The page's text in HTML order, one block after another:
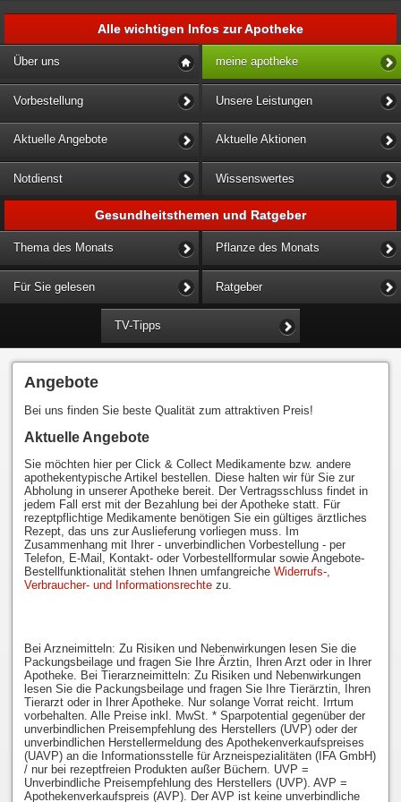
Alle wichtigen Infos zur Apotheke
Über uns meine apotheke
Vorbestellung Unsere Leistungen
Aktuelle Angebote Aktuelle Aktionen
Notdienst Wissenswertes
Gesundheitsthemen und Ratgeber
Thema des Monats Pflanze des Monats
Für Sie gelesen Ratgeber
TV-Tipps
Angebote
Bei uns finden Sie beste Qualität zum attraktiven Preis!
Aktuelle Angebote
Sie möchten hier per Click & Collect Medikamente bzw. andere
apothekentypische Artikel bestellen. Diese halten wir für Sie zur
Abholung in unserer Apotheke bereit. Der Vertragsschluss findet in
jedem Fall erst mit der Bezahlung bei der Apotheke statt. Für
rezeptpflichtige Medikamente benötigen Sie ein gültiges ärztliches
Rezept, das uns zur Auslieferung vorliegen muss. Im
Zusammenhang mit Ihrer - unverbindlichen Vorbestellung - per
Telefon, E-Mail, Kontakt- oder Vorbestellformular sowie Angebote-
Bestellfunktionalität stehen Ihnen umfangreiche Widerrufs-,
Verbraucher- und Informationsrechtezu.
Bei Arzneimitteln: Zu Risiken und Nebenwirkungen lesen Sie die
Packungsbeilage und fragen Sie Ihre Ärztin, Ihren Arzt oder in Ihrer
Apotheke. Bei Tierarzneimitteln: Zu Risiken und Nebenwirkungen
lesen Sie die Packungsbeilage und fragen Sie Ihre Tierärztin, Ihren
Tierarzt oder in Ihrer Apotheke. Nur solange Vorrat reicht. Irrtum
vorbehalten. Alle Preise inkl. MwSt. * Sparpotential gegenüber der
unverbindlichen Preisempfehlung des Herstellers (UVP) oder der
unverbindlichen Herstellermeldung des Apothekenverkaufspreises
(UAVP) an die Informationsstelle für Arzneispezialitäten (IFA GmbH)
/ nur bei rezeptfreien Produkten außer Büchern. UVP =
Unverbindliche Preisempfehlung des Herstellers (UVP). AVP =
Apothekenverkaufspreis (AVP). Der AVP ist keine unverbindliche